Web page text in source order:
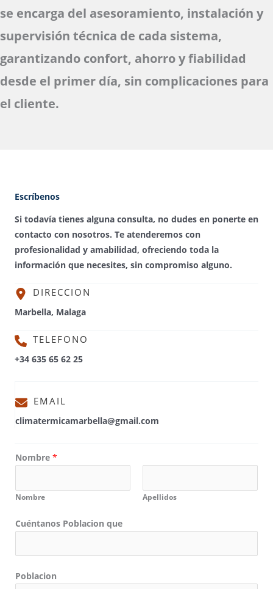
se encarga del asesoramiento, instalación y
supervisión técnica de cada sistema,
garantizando confort, ahorro y fiabilidad
desde el primer día, sin complicaciones para
el cliente.
Escríbenos
Si todavía tienes alguna consulta, no dudes en ponerte en
contacto con nosotros. Te atenderemos con
profesionalidad y amabilidad, ofreciendo toda la
información que necesites, sin compromiso alguno.
DIRECCION
Marbella, Malaga
TELEFONO
+34 635 65 62 25
EMAIL
climatermicamarbella@gmail.com
Nombre *
Nombre Apellidos
Cuéntanos Poblacion que
Poblacion